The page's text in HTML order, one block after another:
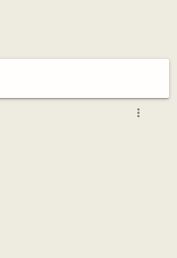
more_vert